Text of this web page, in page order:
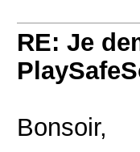
RE: Je
Bonsoir,